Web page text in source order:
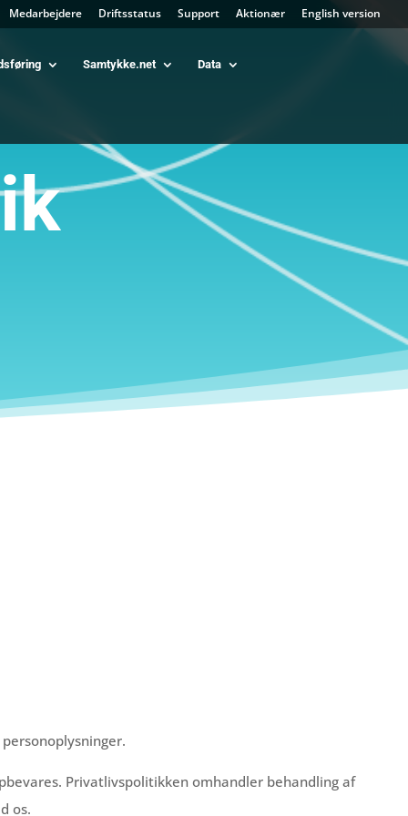
Medarbejdere Driftsstatus Support Aktionær English version
Samtykke.net Data
Privatlivspolitikken omhandler behandling af
os.